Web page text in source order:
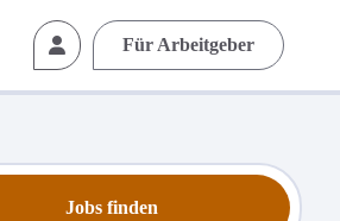
Für Arbeitgeber
Jobs finden